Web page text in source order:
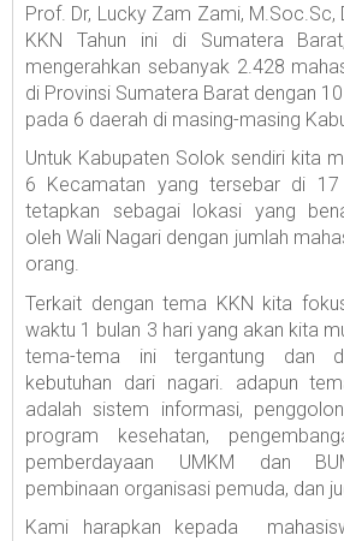
Prof. Dr, Lucky Zam Zami,
KKN Tahun ini di Sumatera
mengerahkan sebanyak 2.428
di Provinsi Sumatera Barat dengan
pada 6 daerah di masing-masing
Untuk Kabupaten Solok sendiri kita
6 Kecamatan yang tersebar di
tetapkan sebagai lokasi yang
oleh Wali Nagari dengan jumlah
orang.
Terkait dengan tema KKN kita
waktu 1 bulan 3 hari yang akan kita
tema-tema ini tergantung dan
kebutuhan dari nagari. adapun
adalah sistem informasi,
program kesehatan,
pemberdayaan UMKM dan
pembinaan organisasi pemuda, dan
Kami harapkan kepada